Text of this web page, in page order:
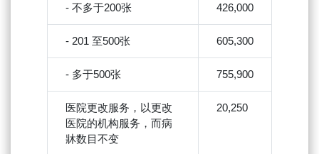
- 不多于200张 426,000
- 201 至500张 605,300
- 多于500张 755,900
医院更改服务，以更改
医院的机构服务，而病
牀数目不变
20,250